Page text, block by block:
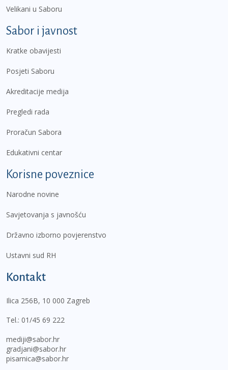
Velikani u Saboru
Sabor i javnost
Kratke obavijesti
Posjeti Saboru
Akreditacije medija
Pregledi rada
Proračun Sabora
Edukativni centar
Korisne poveznice
Narodne novine
Savjetovanja s javnošću
Državno izborno povjerenstvo
Ustavni sud RH
Kontakt
Ilica 256B, 10 000 Zagreb
Tel.: 01/45 69 222
mediji@sabor.hr
gradjani@sabor.hr
pisarnica@sabor.hr